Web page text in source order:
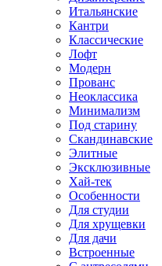
Итальянские
Кантри
Классические
Лофт
Модерн
Прованс
Неоклассика
Минимализм
Под старину
Скандинавские
Элитные
Эксклюзивные
Хай-тек
Особенности
Для студии
Для хрущевки
Для дачи
Встроенные